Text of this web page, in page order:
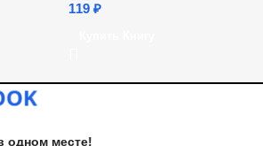
119 ₽
месте!